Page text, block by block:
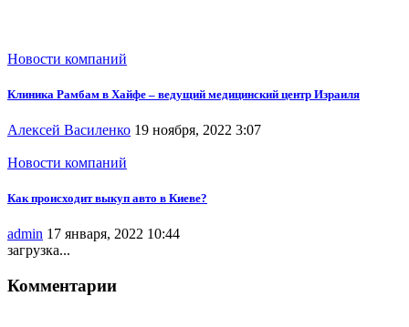
Новости компаний
Клиника Рамбам в Хайфе – ведущий медицинский центр Израиля
Алексей Василенко 19 ноября, 2022 3:07
Новости компаний
Как происходит выкуп авто в Киеве?
admin 17 января, 2022 10:44
загрузка...
Комментарии